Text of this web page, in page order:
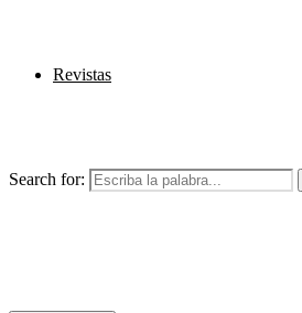
Revistas
Search for: